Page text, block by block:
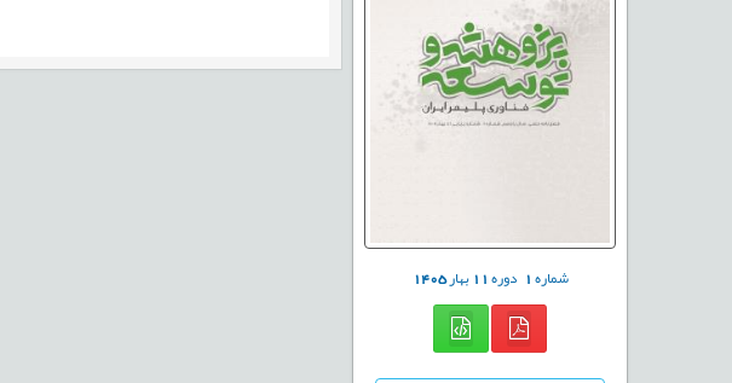
شماره1 دوره11بهار1405